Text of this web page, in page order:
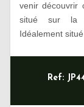
venir découvrir
situé sur la
Idéalement
Ref: